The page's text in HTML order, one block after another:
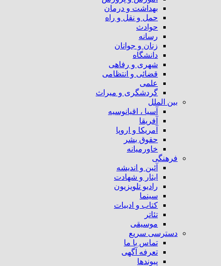
بهداشت و درمان
حمل و نقل و راه
حوادث
رسانه
زنان و جوانان
دانشگاه
شهری و رفاهی
قضائی و انتظامی
علمی
گردشگری و میراث
بین الملل
آسیا ، اقیانوسیه
آفریقا
آمریکا و اروپا
حقوق بشر
خاورمیانه
فرهنگی
آئین و اندیشه
ایثار و شهادت
رادیو تلویزیون
سینما
کتاب و ادبیات
تئاتر
موسیقی
دسترسی سریع
تماس با ما
تعرفه آگهی
پیوندها